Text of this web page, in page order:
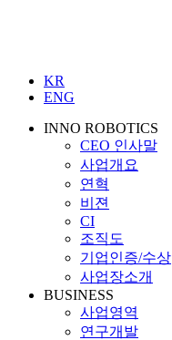
KR
ENG
INNO ROBOTICS
CEO 인사말
사업개요
연혁
비젼
CI
조직도
기업인증/수상
사업장소개
BUSINESS
사업영역
연구개발